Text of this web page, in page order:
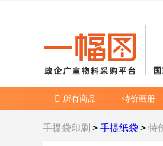
 所有商品 特价画册
手提袋印刷 > 手提纸袋 > 特